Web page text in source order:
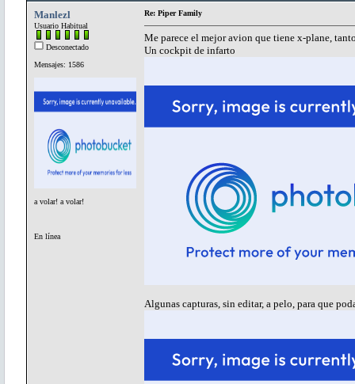
Manlezl
Usuario Habitual
Desconectado
Mensajes: 1586
a volar! a volar!
En línea
Re: Piper Family
Me parece el mejor avion que tiene x-plane,
Un cockpit de infarto
Algunas capturas, sin editar, a pelo, para que